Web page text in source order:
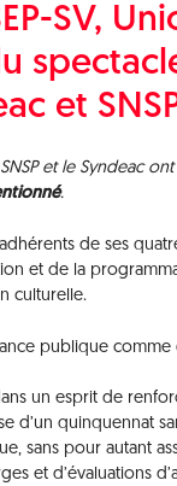
SV,
et
et le Syndeac
.
de ses
et de la
culturelle.
publique
un esprit de
d’un quinquennat
sans pour autant
et d’évaluations